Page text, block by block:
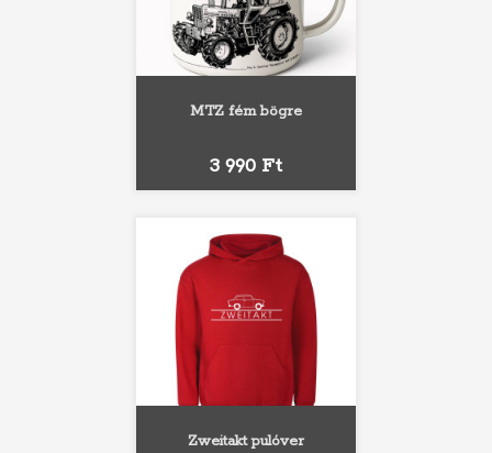
MTZ fém bögre
Ár
3 990 Ft
Zweitakt pulóver